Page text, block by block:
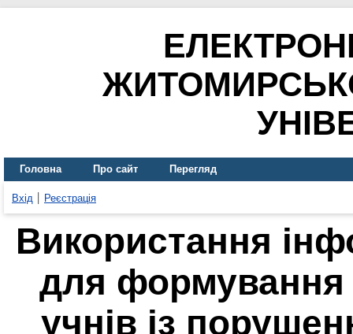
Головна Про сайт Перегляд
Вхід Реєстрація
Використання
для формування
учнів із